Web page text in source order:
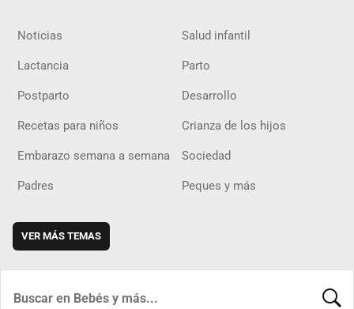
Noticias Salud infantil
Lactancia Parto
Postparto Desarrollo
Recetas para niños Crianza de los hijos
Embarazo semana a semana Sociedad
Padres Peques y más
VER MÁS TEMAS